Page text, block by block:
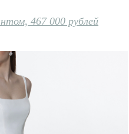
467 000 рублей